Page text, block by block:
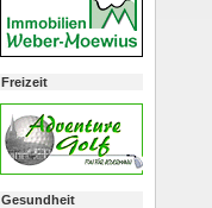
Freizeit
Gesundheit